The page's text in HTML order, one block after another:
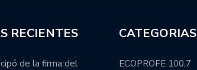
a la Primera División.
RECIENTES
de la firma del
CATEGORIAS
ECOPROFE 100,7